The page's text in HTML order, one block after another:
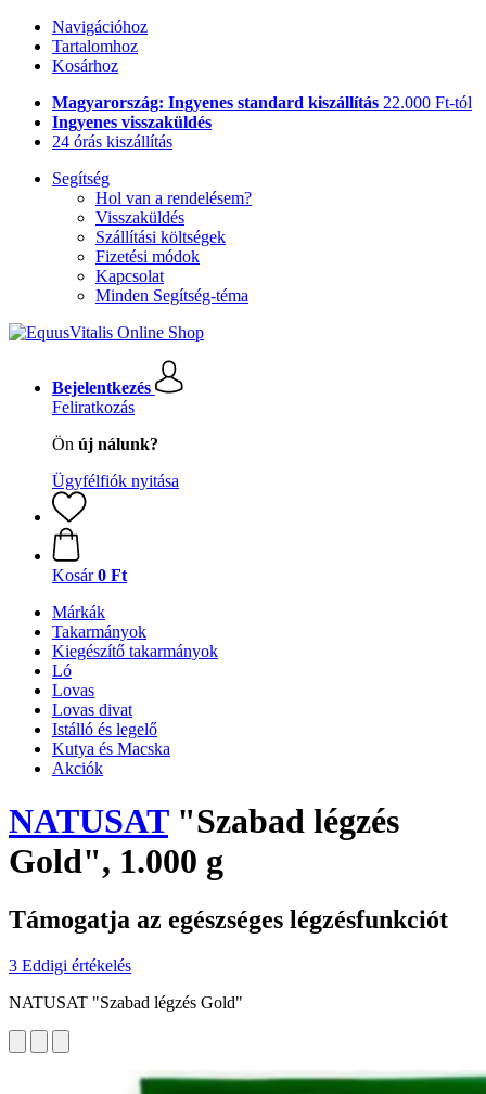
Navigációhoz
Tartalomhoz
Kosárhoz
Magyarország: Ingyenes standard kiszállítás 22.000 Ft-tól
Ingyenes visszaküldés
24 órás kiszállítás
Segítség
Hol van a rendelésem?
Visszaküldés
Szállítási költségek
Fizetési módok
Kapcsolat
Minden Segítség-téma
Bejelentkezés
Feliratkozás
Ön új nálunk?
Ügyfélfiók nyitása
Kosár 0 Ft
Márkák
Takarmányok
Kiegészítő takarmányok
Ló
Lovas
Lovas divat
Istálló és legelő
Kutya és Macska
Akciók
NATUSAT"Szabad légzés
Gold", 1.000 g
Támogatja az egészséges légzésfunkciót
3 Eddigi értékelés
NATUSAT "Szabad légzés Gold"